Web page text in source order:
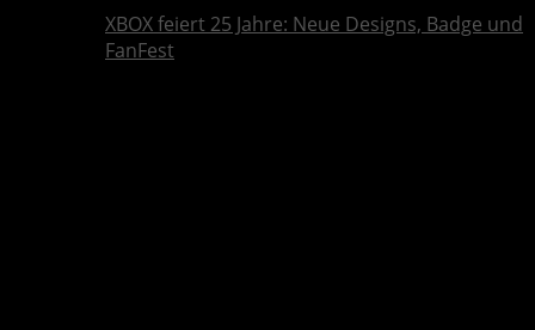
XBOX feiert 25 Jahre: Neue Designs, Badge und
FanFest